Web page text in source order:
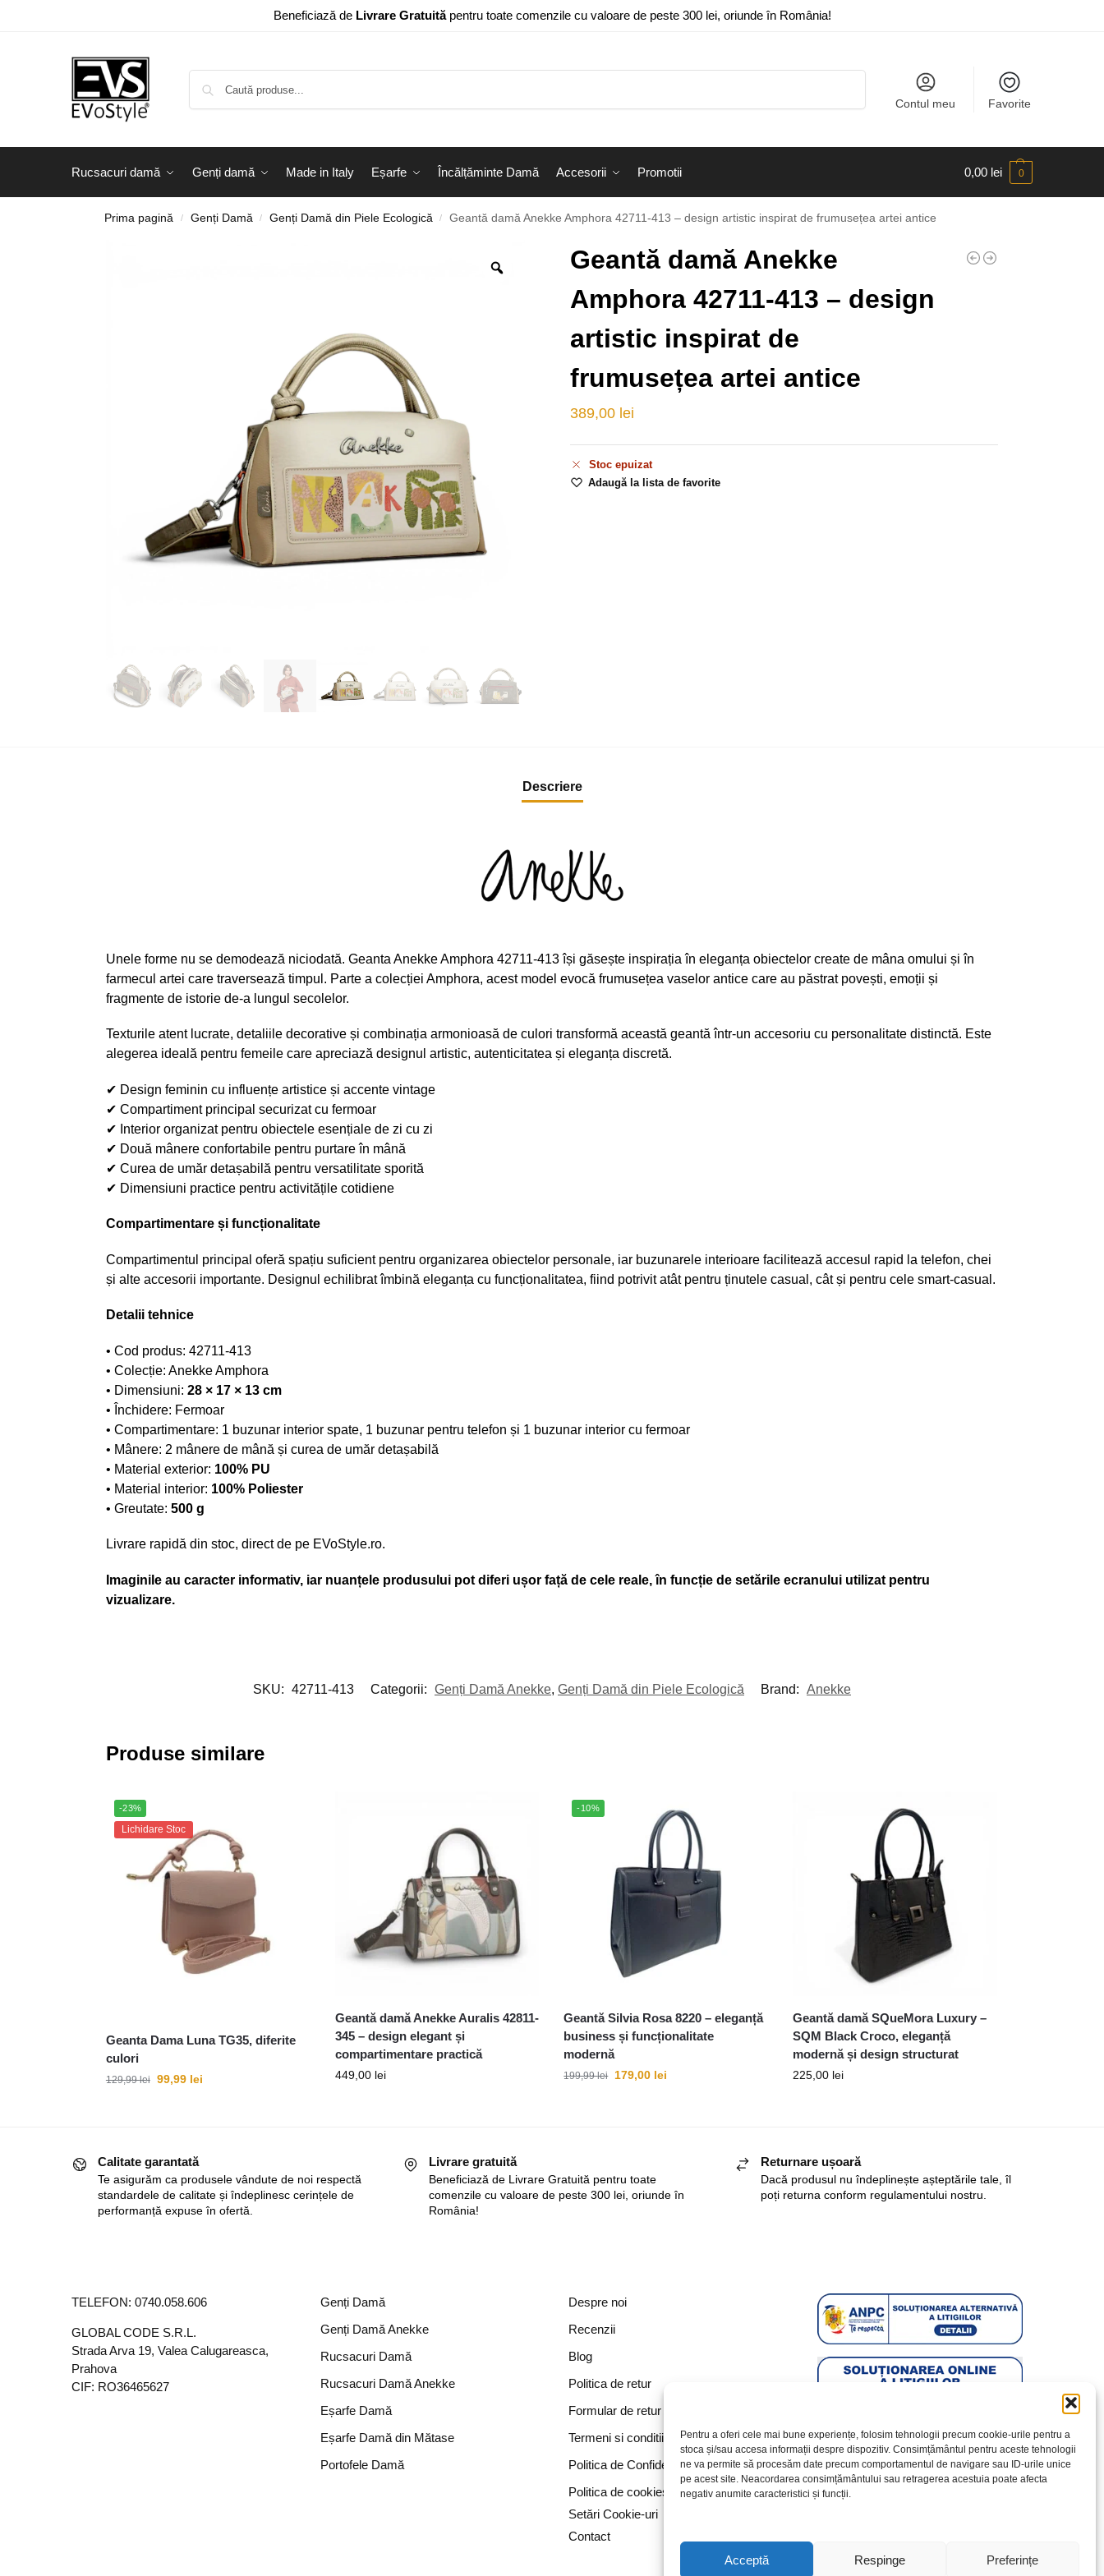
Pentru a oferi cele mai bune experiențe, folosim tehnologii precum cookie-urile pentru a
stoca și/sau accesa informații despre dispozitiv. Consimțământul pentru aceste tehnologii
ne va permite să procesăm date precum comportamentul de navigare sau ID-urile unice
pe acest site. Neacordarea consimțământului sau retragerea acestuia poate afecta
negativ anumite caracteristici și funcții.
Acceptă Respinge Preferințe
Beneficiază de Livrare Gratuităpentru toate comenzile cu valoare de peste 300 lei, oriunde în România!
Contul meu Favorite
Rucsacuri damă Genți damă Made in Italy Eșarfe Încălțăminte Damă Accesorii Promotii 0,00 lei 0
Prima pagină / Genți Damă / Genți Damă din Piele Ecologică / Geantă damă Anekke Amphora 42711-413 – design artistic inspirat de frumusețea artei antice
Geantă damă Anekke
Amphora 42711-413 – design
artistic inspirat de
frumusețea artei antice
389,00 lei
Stoc epuizat
Adaugă la lista de favorite
Descriere
Unele forme nu se demodează niciodată. Geanta Anekke Amphora 42711-413 își găsește inspirația în eleganța obiectelor create de mâna omului și în
farmecul artei care traversează timpul. Parte a colecției Amphora, acest model evocă frumusețea vaselor antice care au păstrat povești, emoții și
fragmente de istorie de-a lungul secolelor.
Texturile atent lucrate, detaliile decorative și combinația armonioasă de culori transformă această geantă într-un accesoriu cu personalitate distinctă. Este
alegerea ideală pentru femeile care apreciază designul artistic, autenticitatea și eleganța discretă.
✔ Design feminin cu influențe artistice și accente vintage
✔ Compartiment principal securizat cu fermoar
✔ Interior organizat pentru obiectele esențiale de zi cu zi
✔ Două mânere confortabile pentru purtare în mână
✔ Curea de umăr detașabilă pentru versatilitate sporită
✔ Dimensiuni practice pentru activitățile cotidiene
Compartimentare și funcționalitate
Compartimentul principal oferă spațiu suficient pentru organizarea obiectelor personale, iar buzunarele interioare facilitează accesul rapid la telefon, chei
și alte accesorii importante. Designul echilibrat îmbină eleganța cu funcționalitatea, fiind potrivit atât pentru ținutele casual, cât și pentru cele smart-casual.
Detalii tehnice
• Cod produs: 42711-413
• Colecție: Anekke Amphora
• Dimensiuni: 28 × 17 × 13 cm
• Închidere: Fermoar
• Compartimentare: 1 buzunar interior spate, 1 buzunar pentru telefon și 1 buzunar interior cu fermoar
• Mânere: 2 mânere de mână și curea de umăr detașabilă
• Material exterior: 100% PU
• Material interior: 100% Poliester
• Greutate: 500 g
Livrare rapidă din stoc, direct de pe EVoStyle.ro.
Imaginile au caracter informativ, iar nuanțele produsului pot diferi ușor față de cele reale, în funcție de setările ecranului utilizat pentru
vizualizare.
SKU: 42711-413 Categorii: Genți Damă Anekke, Genți Damă din Piele Ecologică Brand: Anekke
Produse similare
-23%
Lichidare Stoc
Geanta Dama Luna TG35, diferite
culori
129,99lei 99,99 lei
Geantă damă Anekke Auralis 42811-
345 – design elegant și
compartimentare practică
449,00 lei
-10%
Geantă Silvia Rosa 8220 – eleganță
business și funcționalitate
modernă
199,99lei 179,00 lei
Geantă damă SQueMora Luxury –
SQM Black Croco, eleganță
modernă și design structurat
225,00 lei
Calitate garantată
Te asigurăm ca produsele vândute de noi respectă
standardele de calitate și îndeplinesc cerințele de
performanță expuse în ofertă.
Livrare gratuită
Beneficiază de Livrare Gratuită pentru toate
comenzile cu valoare de peste 300 lei, oriunde în
România!
Returnare ușoară
Dacă produsul nu îndeplinește așteptările tale, îl
poți returna conform regulamentului nostru.
TELEFON: 0740.058.606
GLOBAL CODE S.R.L.
Strada Arva 19, Valea Calugareasca,
Prahova
CIF: RO36465627
Genți Damă
Genți Damă Anekke
Rucsacuri Damă
Rucsacuri Damă Anekke
Eșarfe Damă
Eșarfe Damă din Mătase
Portofele Damă
Despre noi
Recenzii
Blog
Politica de retur
Formular de retur
Termeni si conditii
Politica de Confidențialitate
Politica de cookies
Setări Cookie-uri
Contact